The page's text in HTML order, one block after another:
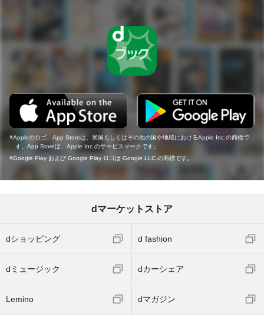
Appleのロゴ、App Storeは、米国もしくはその他の国や地域におけるApple Inc.の商標で
す。App Storeは、Apple Inc.のサービスマークです。
Google Play および Google Play ロゴは Google LLC の商標です。
dマーケットストア
dショッピング d fashion
dミュージック dカーシェア
Lemino dマガジン